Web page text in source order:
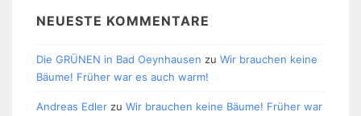
NEUESTE KOMMENTARE
Die GRÜNEN in Bad Oeynhausen zu Wir brauchen keine
Bäume! Früher war es auch warm!
Andreas Edler zu Wir brauchen keine Bäume! Früher war